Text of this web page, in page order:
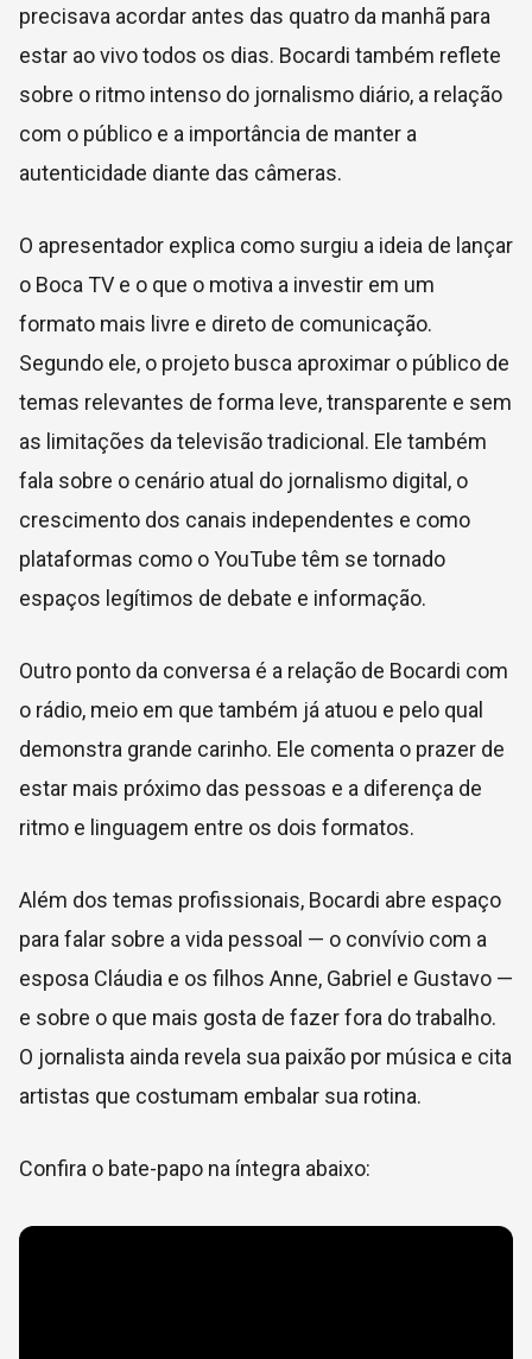
precisava acordar antes das quatro da manhã para
estar ao vivo todos os dias. Bocardi também reflete
sobre o ritmo intenso do jornalismo diário, a relação
com o público e a importância de manter a
autenticidade diante das câmeras.
O apresentador explica como surgiu a ideia de lançar
o Boca TV e o que o motiva a investir em um
formato mais livre e direto de comunicação.
Segundo ele, o projeto busca aproximar o público de
temas relevantes de forma leve, transparente e sem
as limitações da televisão tradicional. Ele também
fala sobre o cenário atual do jornalismo digital, o
crescimento dos canais independentes e como
plataformas como o YouTube têm se tornado
espaços legítimos de debate e informação.
Outro ponto da conversa é a relação de Bocardi com
o rádio, meio em que também já atuou e pelo qual
demonstra grande carinho. Ele comenta o prazer de
estar mais próximo das pessoas e a diferença de
ritmo e linguagem entre os dois formatos.
Além dos temas profissionais, Bocardi abre espaço
para falar sobre a vida pessoal — o convívio com a
esposa Cláudia e os filhos Anne, Gabriel e Gustavo —
e sobre o que mais gosta de fazer fora do trabalho.
O jornalista ainda revela sua paixão por música e cita
artistas que costumam embalar sua rotina.
Confira o bate-papo na íntegra abaixo: